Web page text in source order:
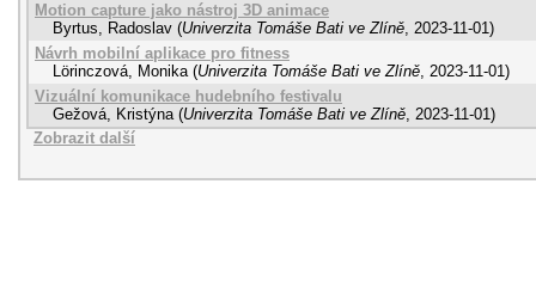
Motion capture jako nástroj 3D animace
Byrtus, Radoslav (Univerzita Tomáše Bati ve Zlíně, 2023-11-01)
Návrh mobilní aplikace pro fitness
Lörinczová, Monika (Univerzita Tomáše Bati ve Zlíně, 2023-11-01)
Vizuální komunikace hudebního festivalu
Gežová, Kristýna (Univerzita Tomáše Bati ve Zlíně, 2023-11-01)
Zobrazit další